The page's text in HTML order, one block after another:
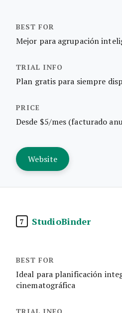
Mejor para agrupación
Plan gratis para siempre
Desde $5/mes (facturado
Website
7 StudioBinder
Ideal para planificación
cinematográfica